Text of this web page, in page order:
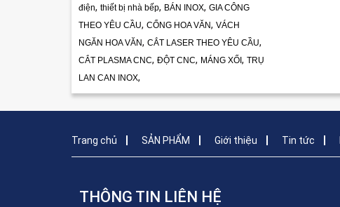
điện, thiết bị nhà bếp, BÁN INOX, GIA CÔNG
THEO YÊU CẦU, CỔNG HOA VĂN, VÁCH
NGĂN HOA VĂN, CẮT LASER THEO YÊU CẦU,
CẮT PLASMA CNC, ĐỘT CNC, MÁNG XỐI , TRỤ
LAN CAN INOX,
Trang chủ SẢN PHẨM Giới thiệu Tin tức
THÔNG TIN LIÊN HỆ